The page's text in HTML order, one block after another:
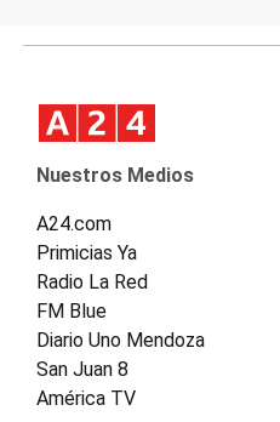
Nuestros Medios
A24.com
Primicias Ya
Radio La Red
FM Blue
Diario Uno Mendoza
San Juan 8
América TV